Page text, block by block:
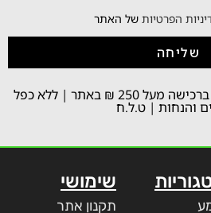
הפרטיות של האתר
שליחה
* קופון 50 ₪ מתנה תקף ברכישה מעל 250 ₪ באתר | ללא כפל
והנחות | ט.ל.ח
שימושי
תקנון אתר